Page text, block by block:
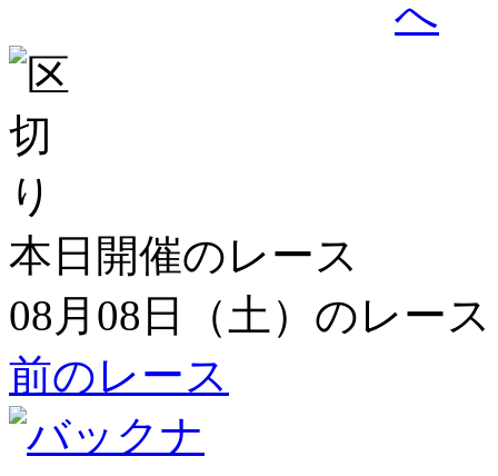
本日開催のレース
08月08日（土）のレース
前のレース